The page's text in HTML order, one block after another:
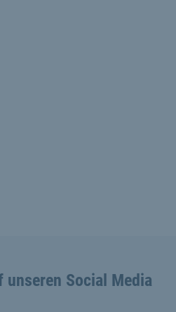
unseren Social Media